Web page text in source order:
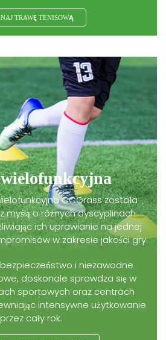
TRAWĘ TENISOWĄ
CCGrass została
myślą o różnych dyscyplinach
ich uprawianie na jednej
w zakresie jakości gry.
bezpieczeństwo i niezawodne
doskonale sprawdza się w
sportowych oraz centrach
intensywne użytkowanie
przez cały rok.